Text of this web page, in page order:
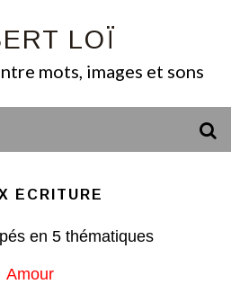
LOÏ
mots, images et sons
ÉCRITURE
en 5 thématiques
Amour